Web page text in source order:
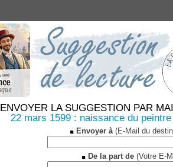
ENVOYER LA SUGGESTION PAR
22 mars 1599 : naissance du
Envoyer à(E-Mail du
De la part de(Votre E-